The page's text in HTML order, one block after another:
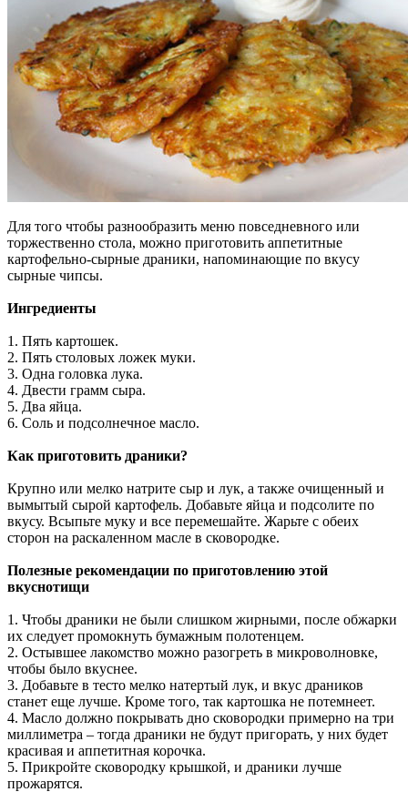
Для того чтобы разнообразить меню повседневного или
торжественно стола, можно приготовить аппетитные
картофельно-сырные драники, напоминающие по вкусу
сырные чипсы.
Ингредиенты
1. Пять картошек.
2. Пять столовых ложек муки.
3. Одна головка лука.
4. Двести грамм сыра.
5. Два яйца.
6. Соль и подсолнечное масло.
Как приготовить драники?
Крупно или мелко натрите сыр и лук, а также очищенный и
вымытый сырой картофель. Добавьте яйца и подсолите по
вкусу. Всыпьте муку и все перемешайте. Жарьте с обеих
сторон на раскаленном масле в сковородке.
Полезные рекомендации по приготовлению этой
вкуснотищи
1. Чтобы драники не были слишком жирными, после обжарки
их следует промокнуть бумажным полотенцем.
2. Остывшее лакомство можно разогреть в микроволновке,
чтобы было вкуснее.
3. Добавьте в тесто мелко натертый лук, и вкус драников
станет еще лучше. Кроме того, так картошка не потемнеет.
4. Масло должно покрывать дно сковородки примерно на три
миллиметра – тогда драники не будут пригорать, у них будет
красивая и аппетитная корочка.
5. Прикройте сковородку крышкой, и драники лучше
прожарятся.